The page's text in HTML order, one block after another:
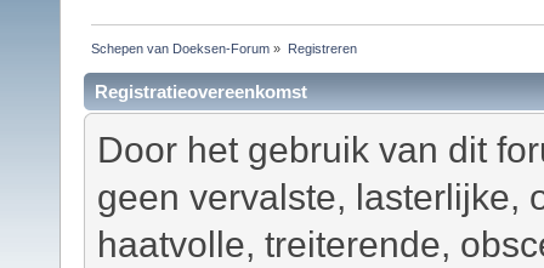
Schepen van Doeksen-Forum » Registreren
Registratieovereenkomst
Door het gebruik van dit
geen vervalste, lasterlijke,
haatvolle, treiterende,